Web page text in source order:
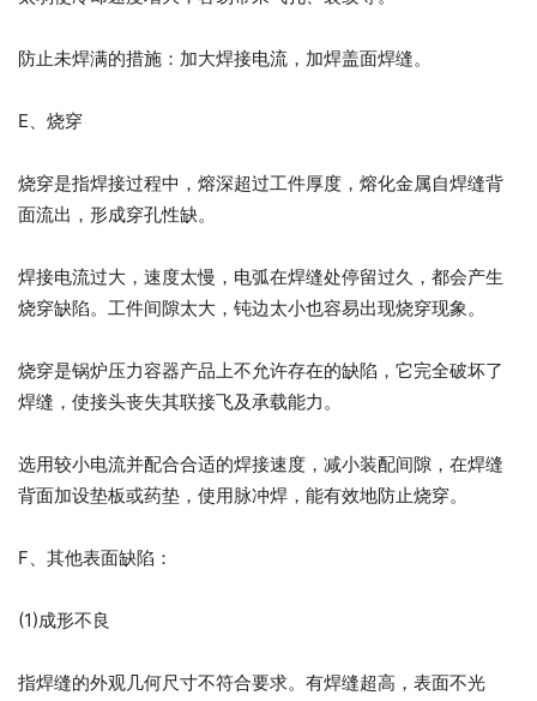
防止未焊满的措施：加大焊接电流，加焊盖面焊缝。
E、烧穿
烧穿是指焊接过程中，熔深超过工件厚度，熔化金属自焊缝背
面流出，形成穿孔性缺。
焊接电流过大，速度太慢，电弧在焊缝处停留过久，都会产生
烧穿缺陷。工件间隙太大，钝边太小也容易出现烧穿现象。
烧穿是锅炉压力容器产品上不允许存在的缺陷，它完全破坏了
焊缝，使接头丧失其联接飞及承载能力。
选用较小电流并配合合适的焊接速度，减小装配间隙，在焊缝
背面加设垫板或药垫，使用脉冲焊，能有效地防止烧穿。
F、其他表面缺陷：
(1)成形不良
指焊缝的外观几何尺寸不符合要求。有焊缝超高，表面不光